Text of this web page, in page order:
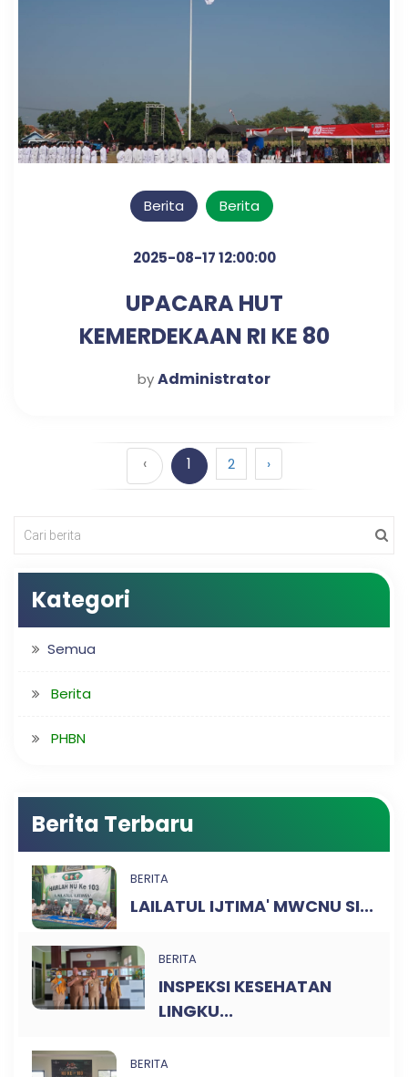
Berita Berita
2025-08-17 12:00:00
UPACARA HUT
KEMERDEKAAN RI KE 80
TAHUN
byAdministrator
‹ 1 2 ›
Kategori
Semua
Berita
PHBN
Berita Terbaru
BERITA
LAILATUL IJTIMA' MWCNU SI...
BERITA
INSPEKSI KESEHATAN
LINGKU...
BERITA